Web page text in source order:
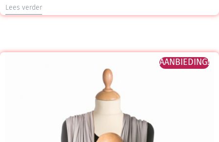
Lees verder
AANBIEDING!